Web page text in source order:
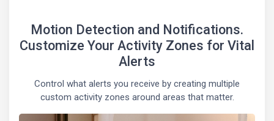
Motion Detection and Notifications.
Customize Your Activity Zones for Vital
Alerts
Control what alerts you receive by creating multiple
custom activity zones around areas that matter.